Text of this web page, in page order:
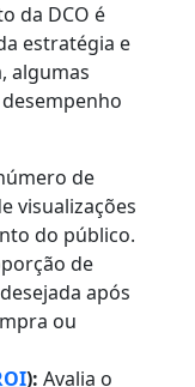
da DCO é
estratégia e
algumas
de
visualizações
do público.
de
após
ou
): Avalia o